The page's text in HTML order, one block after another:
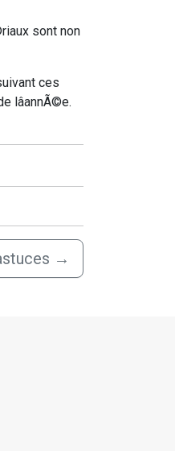
sont non
ces
→